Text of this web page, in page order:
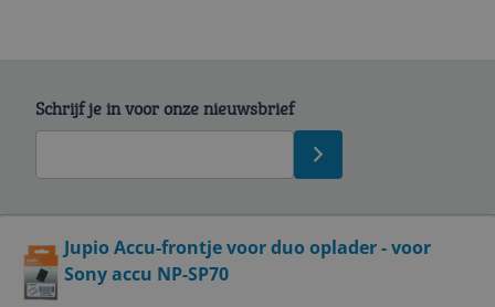
Jupio Accu-frontje voor duo oplader - voor
Sony accu NP-SP70
Schrijf je in voor onze nieuwsbrief
Service